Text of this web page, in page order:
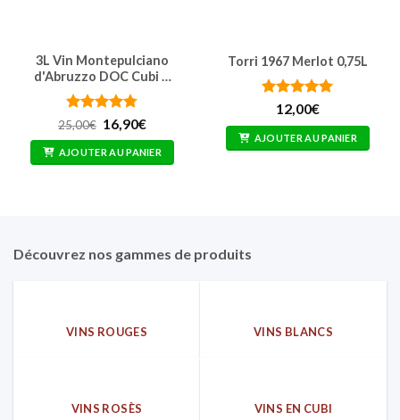
3L Vin Montepulciano
d'Abruzzo DOC Cubi …
Note 4.77
25,00€ Le
prix
initial
était :
16,90€Le
prix
actuel
est :
AJOUTER AU PANIER
Torri 1967 Merlot 0,75L
Note5sur
12,00€
AJOUTER AU PANIER
Découvrez nos gammes de produits
VINS ROUGES VINS BLANCS
VINS ROSÈS VINS EN CUBI